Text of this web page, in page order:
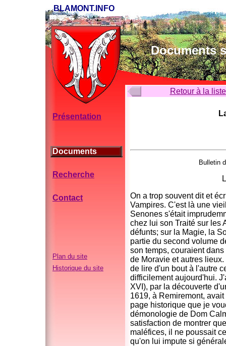
BLAMONT.INFO
Documents
Présentation
Documents
Recherche
Contact
Plan du site
Historique du site
Retour à la
Bulletin
On a trop souvent dit et
Vampires. C'est là une
Senones s'était
chez lui son Traité sur les
défunts; sur la Magie, la
partie du second volume
son temps, couraient
de Moravie et autres
de lire d'un bout à l'autre
difficilement aujourd'hui.
XVI), par la découverte
1619, à Remiremont,
page historique que je
démonologie de Dom
satisfaction de montrer
maléfices, il ne poussait
qu'on lui impute si